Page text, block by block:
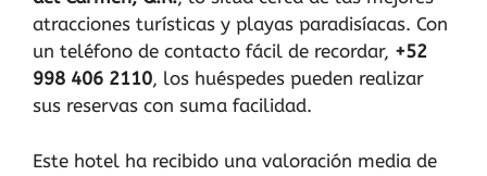
atracciones turísticas y playas paradisíacas. Con
un teléfono de contacto fácil de recordar, +52
998 406 2110, los huéspedes pueden realizar
sus reservas con suma facilidad.
Este hotel ha recibido una valoración media de